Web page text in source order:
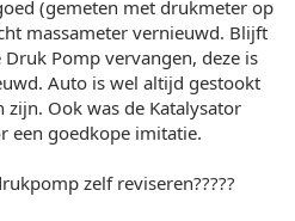
(gemeten met drukmeter op
massameter vernieuwd. Blijft
Pomp vervangen, deze is
Auto is wel altijd gestookt
zijn. Ook was de Katalysator
een goedkope imitatie.
zelf reviseren?????